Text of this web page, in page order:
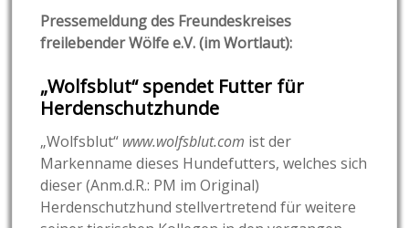
Pressemeldung des Freundeskreises
freilebender Wölfe e.V. (im Wortlaut):
„Wolfsblut“ spendet Futter für
Herdenschutzhunde
„Wolfsblut“ www.wolfsblut.com ist der
Markenname dieses Hundefutters, welches sich
dieser (Anm.d.R.: PM im Original)
Herdenschutzhund stellvertretend für weitere